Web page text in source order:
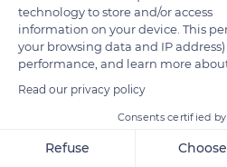
content
technology to store and/or access
information on your device. This
your browsing data and IP
performance, and learn more
Read our privacy policy
Consents certified by
Refuse Choose